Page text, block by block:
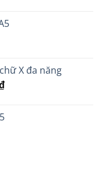
là:
X đa năng
Giá
là: